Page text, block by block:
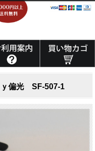
偏光 SF-507-1